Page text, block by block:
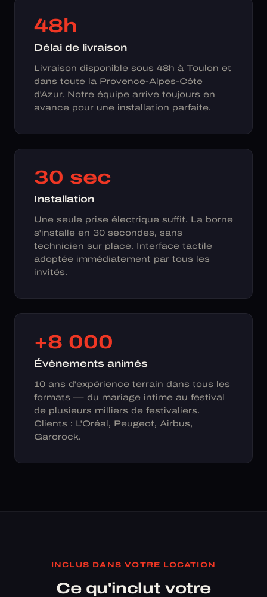
48h
Délai de livraison
Livraison disponible sous 48h à Toulon et
dans toute la Provence-Alpes-Côte
d'Azur. Notre équipe arrive toujours en
avance pour une installation parfaite.
30 sec
Installation
Une seule prise électrique suffit. La borne
s'installe en 30 secondes, sans
technicien sur place. Interface tactile
adoptée immédiatement par tous les
invités.
+8 000
Événements animés
10 ans d'expérience terrain dans tous les
formats — du mariage intime au festival
de plusieurs milliers de festivaliers.
Clients : L'Oréal, Peugeot, Airbus,
Garorock.
INCLUS DANS VOTRE LOCATION
Ce qu'inclut votre